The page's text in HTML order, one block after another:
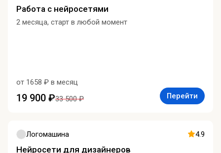
Работа с нейросетями
2 месяца, старт в любой момент
от 1658 ₽ в месяц
19 900 ₽33 500 ₽ Перейти
Логомашина 4.9
Нейросети для дизайнеров